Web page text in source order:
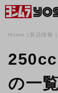
Home 製品情報
の一覧